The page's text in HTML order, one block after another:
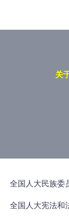
关
全国人大民族委
全国人大宪法和